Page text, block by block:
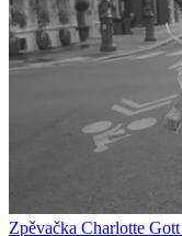
Zpěvačka Charlotte